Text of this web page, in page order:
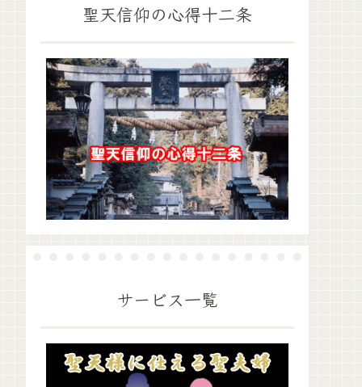
聖天信仰の心得十二条
サービス一覧